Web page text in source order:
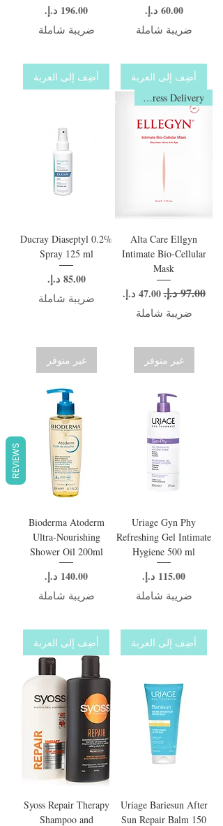
السعر‏60.00 د.إ.‏
ضريبة شاملة
أضِف إلى العربة
السعر
ضريبة شاملة
أضِف إلى العربة
Express Delivery
Alta Care Ellgyn
Intimate Bio-Cellular
Mask
سعر عادي‏97.00 د.إ.‏ سعر البيع‏47.00 د.إ.‏
ضريبة شاملة
غير متوفر
Ducray Diaseptyl 0.2%
Spray 125 ml
السعر‏85.00 د.إ.‏
ضريبة شاملة
غير متوفر
Uriage Gyn Phy
Refreshing Gel Intimate
Hygiene 500 ml
السعر
ضريبة شاملة
أضِف إلى العربة
Bioderma Atoderm
Ultra-Nourishing
Shower Oil 200ml
السعر
ضريبة شاملة
أضِف إلى العربة
Uriage Bariesun After
Sun Repair Balm 150
Syoss Repair Therapy
Shampoo and
REVIEWS